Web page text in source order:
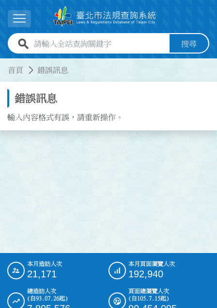
展開選單
全站查詢關鍵字欄位 搜尋
首頁 錯誤訊息
錯誤訊息
輸入內容格式有誤，請重新操作。
::: 本月造訪人次
21,171
本月頁面瀏覽人次
192,940
總造訪人次
(自93.07.26起)
頁面總瀏覽人次
(自105.7.15起)